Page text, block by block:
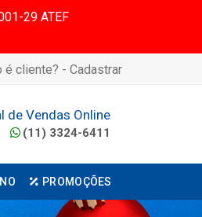
29 ATEF
é cliente? - Cadastrar
de Vendas Online
(11) 3324-6411
PROMOÇÕES